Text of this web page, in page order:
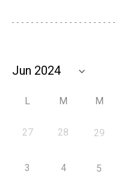
L M M
27 28 29
3 4 5